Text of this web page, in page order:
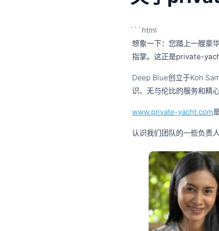
```html
想象一下：您踏上一艘豪
指掌。这正是private-
Deep Blue创立于Koh
识、无与伦比的服务和精
www.private-yacht.com
认识我们团队的一些负责